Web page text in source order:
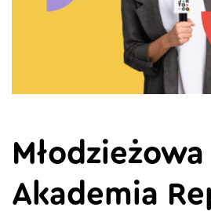
Młodzieżowa
Akademia